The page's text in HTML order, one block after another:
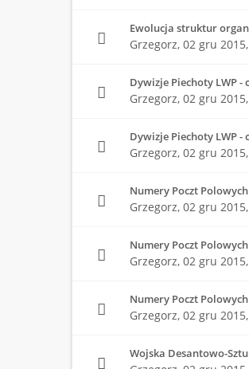
Ewolucja struktur
Grzegorz, 02 gru
Dywizje Piechoty LWP -
Grzegorz, 02 gru
Dywizje Piechoty LWP -
Grzegorz, 02 gru
Numery Poczt
Grzegorz, 02 gru
Numery Poczt
Grzegorz, 02 gru
Numery Poczt
Grzegorz, 02 gru
Wojska Desantowo-